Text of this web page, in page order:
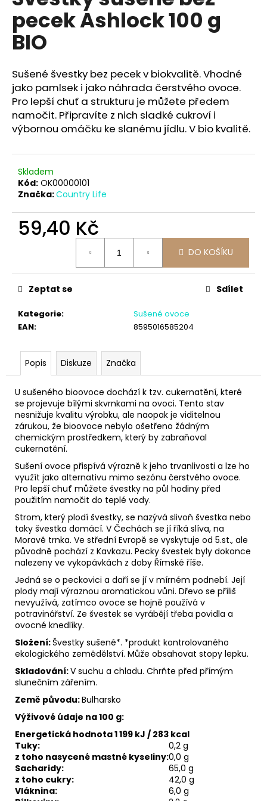
5
hvězdiček.
pecek Ashlock 100 g
BIO
Sušené švestky bez pecek v biokvalitě. Vhodné
jako pamlsek i jako náhrada čerstvého ovoce.
Pro lepší chuť a strukturu je můžete předem
namočit. Připravíte z nich sladké cukroví i
výbornou omáčku ke slanému jídlu. V bio kvalitě.
Skladem
Kód: OK00000101
Značka:Country Life
59,40 Kč
DO KOŠÍKU
Kategorie:
Sušené ovoce
EAN: 8595016585204
Zeptat se Sdílet
Popis Diskuze Značka
U sušeného bioovoce dochází k tzv. cukernatění, které
se projevuje bílými skvrnkami na ovoci. Tento stav
nesnižuje kvalitu výrobku, ale naopak je viditelnou
zárukou, že bioovoce nebylo ošetřeno žádným
chemickým prostředkem, který by zabraňoval
cukernatění.
Sušení ovoce přispívá výrazně k jeho trvanlivosti a lze ho
využít jako alternativu mimo sezónu čerstvého ovoce.
Pro lepší chuť můžete švestky na půl hodiny před
použitím namočit do teplé vody.
Strom, který plodí švestky, se nazývá slivoň švestka nebo
taky švestka domácí. V Čechách se jí říká slíva, na
Moravě trnka. Ve střední Evropě se vyskytuje od 5.st., ale
původně pochází z Kavkazu. Pecky švestek byly dokonce
nalezeny ve vykopávkách z doby Římské říše.
Jedná se o peckovici a daří se jí v mírném podnebí. Její
plody mají výraznou aromatickou vůni. Dřevo se příliš
nevyužívá, zatímco ovoce se hojně používá v
potravinářství. Ze švestek se vyrábějí třeba povidla a
ovocné knedlíky.
Složení:Švestky sušené*. *produkt kontrolovaného
ekologického zemědělství. Může obsahovat stopy lepku.
Skladování:V suchu a chladu. Chrňte před přímým
slunečním zářením.
Země původu:Bulharsko
Výživové údaje na 100 g:
Energetická hodnota 1 199 kJ / 283 kcal
Tuky:
0,2 g
z toho nasycené mastné kyseliny:0,0 g
Sacharidy:
65,0 g
z toho cukry:
42,0 g
Vláknina:
6,0 g
a
j
í
?
D
p
o
u
e
m
e